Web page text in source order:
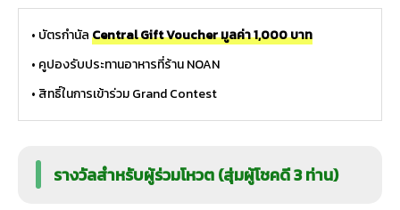
• บัตรกำนัลCentral Gift Voucher มูลค่า 1,000 บาท
• คูปองรับประทานอาหารที่ร้าน NOAN
• สิทธิ์ในการเข้าร่วม Grand Contest
รางวัลสำหรับผู้ร่วมโหวต (สุ่มผู้โชคดี 3 ท่าน)